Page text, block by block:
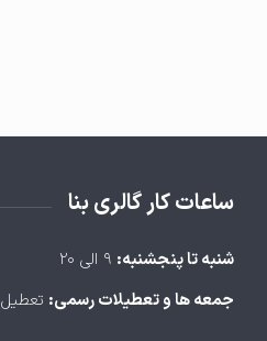
ساعات کار گالری بنا
شنبه تا پنجشنبه:
جمعه ها و تعطیلات رسمی: تعطیل